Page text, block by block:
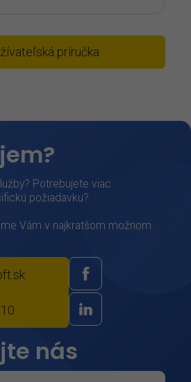
príručka
Potrebujete viac
požiadavku?
Vám v najkratšom možnom
nás